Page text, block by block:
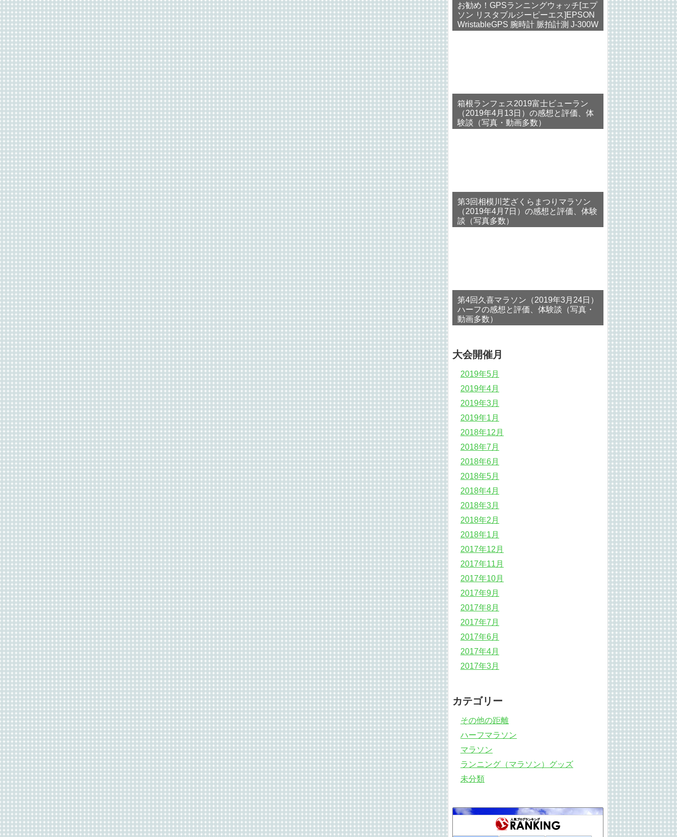
お勧め！GPSランニングウォッチ[エプ
ソン リスタブルジーピーエス]EPSON
WristableGPS 腕時計 脈拍計測 J-300W
箱根ランフェス2019富士ビューラン
（2019年4月13日）の感想と評価、体
験談（写真・動画多数）
第3回相模川芝ざくらまつりマラソン
（2019年4月7日）の感想と評価、体験
談（写真多数）
第4回久喜マラソン（2019年3月24日）
ハーフの感想と評価、体験談（写真・
動画多数）
大会開催月
2019年5月
2019年4月
2019年3月
2019年1月
2018年12月
2018年7月
2018年6月
2018年5月
2018年4月
2018年3月
2018年2月
2018年1月
2017年12月
2017年11月
2017年10月
2017年9月
2017年8月
2017年7月
2017年6月
2017年4月
2017年3月
カテゴリー
その他の距離
ハーフマラソン
マラソン
ランニング（マラソン）グッズ
未分類